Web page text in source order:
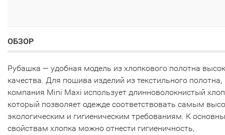
ОБЗОР
Рубашка — удобная модель из хлопкового полотна
качества. Для пошива изделий из текстильного полотна,
компания Mini Maxi использует длинноволокнистый
который позволяет одежде соответствовать самым
экологическим и гигиеническим требованиям. К
свойствам хлопка можно отнести гигиеничность,